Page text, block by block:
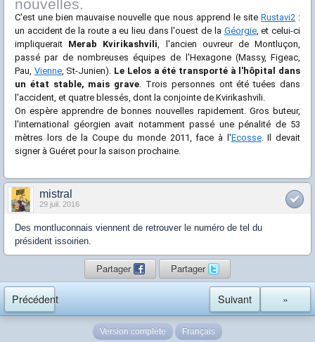
nouvelles.
C'est une bien mauvaise nouvelle que nous apprend le site Rustavi2:
un accident de la route a eu lieu dans l'ouest de la Géorgie, et celui-ci
impliquerait Merab Kvirikashvili, l'ancien ouvreur de Montluçon,
passé par de nombreuses équipes de l'Hexagone (Massy, Figeac,
Pau, Vienne, St-Junien). Le Lelos a été transporté à l'hôpital dans
un état stable, mais grave. Trois personnes ont été tuées dans
l'accident, et quatre blessés, dont la conjointe de Kvirikashvili.
On espère apprendre de bonnes nouvelles rapidement. Gros buteur,
l'international géorgien avait notamment passé une pénalité de 53
mètres lors de la Coupe du monde 2011, face à l'Ecosse. Il devait
signer à Guéret pour la saison prochaine.
mistral
29 juil. 2016
Des montluconnais viennent de retrouver le numéro de tel du
président issoirien.
Partager Partager
Précédent »
Suivant
Version complète Français